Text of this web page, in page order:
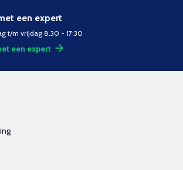
een expert
t/m vrijdag 8.30 - 17:30
een expert